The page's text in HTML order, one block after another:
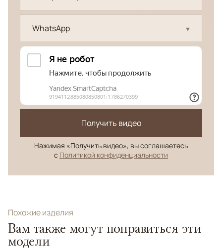
WhatsApp
Получить видео
Нажимая «Получить видео», вы соглашаетесь
с Политикой конфиденциальности
Похожие изделия
Вам также могут понравиться эти
модели